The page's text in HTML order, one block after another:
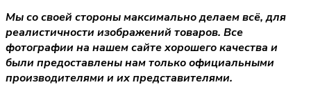
Мы со своей стороны максимально делаем всё, для
реалистичности изображений товаров. Все
фотографии на нашем сайте хорошего качества и
были предоставлены нам только официальными
производителями и их представителями.